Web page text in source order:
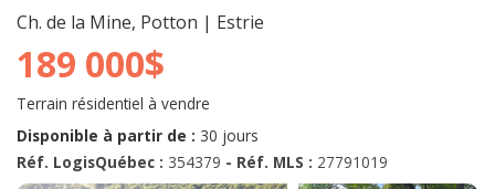
Ch. de la Mine, Potton | Estrie
189 000$
Terrain résidentiel à vendre
Disponible à partir de : 30 jours
Réf. LogisQuébec : 354379 - Réf. MLS : 27791019